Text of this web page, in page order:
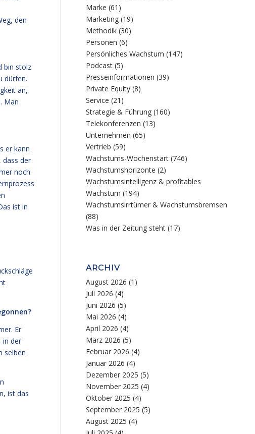
den
bin stolz
dürfen.
an,
Man
er kann
dass der
noch
ist in
Er
in der
selben
ist das
Marke (61)
Marketing (19)
Methodik (30)
Personen (6)
Persönliches Wachstum (147)
Podcast (5)
Presseinformationen (39)
Private Equity (8)
Service (21)
Strategie & Führung (160)
Telekonferenzen (13)
Unternehmen (65)
Vertrieb (59)
Wachstums-Wochenstart (746)
Wachstumshorizonte (2)
Wachstumsintelligenz & profitables
Wachstum (194)
Wachstumsirrtümer & Wachstumsbremsen
(88)
Was in der Zeitung steht (17)
ARCHIV
August 2026 (1)
Juli 2026 (4)
Juni 2026 (5)
Mai 2026 (4)
April 2026 (4)
März 2026 (5)
Februar 2026 (4)
Januar 2026 (4)
Dezember 2025 (5)
November 2025 (4)
Oktober 2025 (4)
September 2025 (5)
August 2025 (4)